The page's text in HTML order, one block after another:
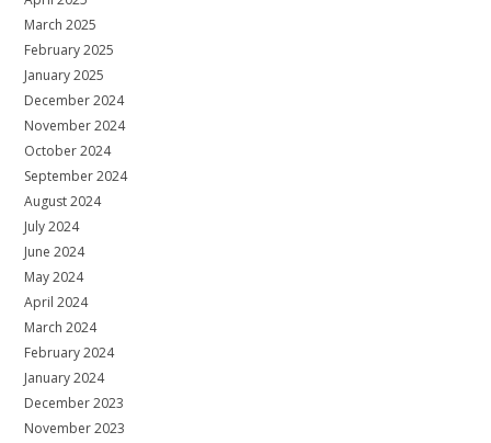
March 2025
February 2025
January 2025
December 2024
November 2024
October 2024
September 2024
August 2024
July 2024
June 2024
May 2024
April 2024
March 2024
February 2024
January 2024
December 2023
November 2023